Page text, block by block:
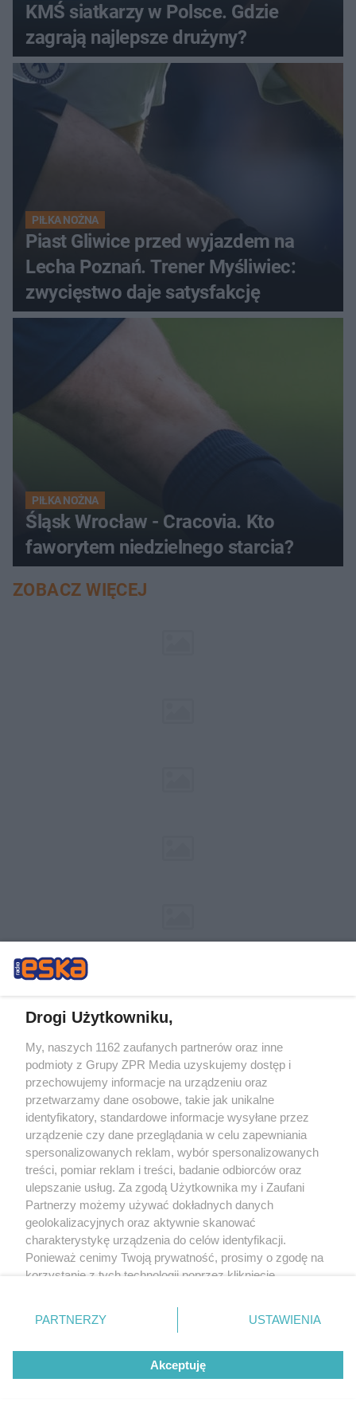
KMŚ siatkarzy w Polsce. Gdzie
zagrają najlepsze drużyny?
PIŁKA NOŻNA
Piast Gliwice przed wyjazdem na
Lecha Poznań. Trener Myśliwiec:
zwycięstwo daje satysfakcję
PIŁKA NOŻNA
Śląsk Wrocław - Cracovia. Kto
faworytem niedzielnego starcia?
ZOBACZ WIĘCEJ
Żaden utwór zamieszczony w serwisie nie może być powielany i
rozpowszechniany lub dalej rozpowszechniany w jakikolwiek sposób (w
tym także elektroniczny lub mechaniczny) na jakimkolwiek polu
eksploatacji w jakiejkolwiek formie, włącznie z umieszczaniem w Internecie
bez pisemnej zgody właściciela praw. Jakiekolwiek użycie lub
wykorzystanie utworów w całości lub w części z naruszeniem prawa, tzn.
bez właściwej zgody, jest zabronione pod groźbą kary i może być ścigane
prawnie.
O nas
Drogi Użytkowniku,
My, naszych 1162 zaufanych partnerów oraz inne
podmioty z Grupy ZPR Media uzyskujemy dostęp i
przechowujemy informacje na urządzeniu oraz
przetwarzamy dane osobowe, takie jak unikalne
identyfikatory, standardowe informacje wysyłane przez
urządzenie czy dane przeglądania w celu zapewniania
spersonalizowanych reklam, wybór spersonalizowanych
treści, pomiar reklam i treści, badanie odbiorców oraz
ulepszanie usług. Za zgodą Użytkownika my i Zaufani
Partnerzy możemy używać dokładnych danych
geolokalizacyjnych oraz aktywnie skanować
charakterystykę urządzenia do celów identyfikacji.
Ponieważ cenimy Twoją prywatność, prosimy o zgodę na
korzystanie z tych technologii poprzez kliknięcie
zmienić/wycofać klikając przycisk ustawień prywatności
znajdujący się w lewym dolnym rogu strony
rodzaje przetwarzania danych nie wymagają zgody
użytkownika, ale masz prawo sprzeciwić się takiemu
przetwarzaniu. Preferencje będą miały zastosowanie tylko
PARTNERZY USTAWIENIA
Akceptuję